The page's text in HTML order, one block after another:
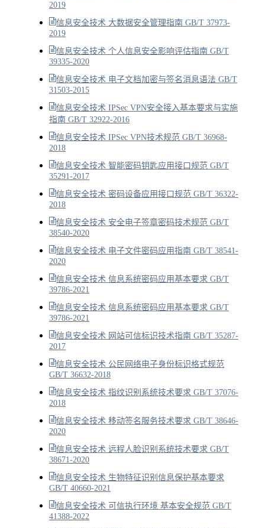
2019
信息安全技术 大数据安全管理指南 GB/T 37973-
2019
信息安全技术 个人信息安全影响评估指南 GB/T
39335-2020
信息安全技术 电子文档加密与签名消息语法 GB/T
31503-2015
信息安全技术 IPSec VPN安全接入基本要求与实施
指南 GB/T 32922-2016
信息安全技术 IPSec VPN技术规范 GB/T 36968-
2018
信息安全技术 智能密码钥匙应用接口规范 GB/T
35291-2017
信息安全技术 密码设备应用接口规范 GB/T 36322-
2018
信息安全技术 安全电子签章密码技术规范 GB/T
38540-2020
信息安全技术 电子文件密码应用指南 GB/T 38541-
2020
信息安全技术 信息系统密码应用基本要求 GB/T
39786-2021
信息安全技术 信息系统密码应用基本要求 GB/T
39786-2021
信息安全技术 网站可信标识技术指南 GB/T 35287-
2017
信息安全技术 公民网络电子身份标识格式规范
GB/T 36632-2018
信息安全技术 指纹识别系统技术要求 GB/T 37076-
2018
信息安全技术 移动签名服务技术要求 GB/T 38646-
2020
信息安全技术 远程人脸识别系统技术要求 GB/T
38671-2020
信息安全技术 生物特征识别信息保护基本要求
GB/T 40660-2021
信息安全技术 可信执行环境 基本安全规范 GB/T
41388-2022